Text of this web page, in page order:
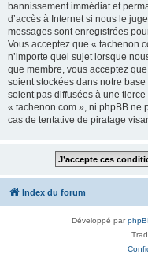
bannissement immédiat et
d’accès à Internet si nous le
messages sont enregistrées
Vous acceptez que «
n’importe quel sujet lorsque
que membre, vous acceptez
soient stockées dans notre
soient pas diffusées à une
« tachenon.com », ni phpBB ne
cas de tentative de piratage
Index du forum
Développé par